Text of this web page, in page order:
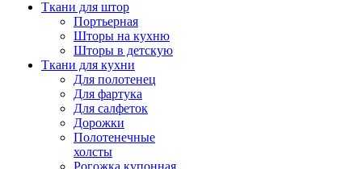
Ткани для штор
Портьерная
Шторы на кухню
Шторы в детскую
Ткани для кухни
Для полотенец
Для фартука
Для салфеток
Дорожки
Полотенечные
холсты
Рогожка купонная